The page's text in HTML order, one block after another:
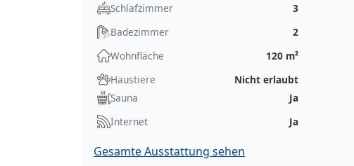
Schlafzimmer
3
Badezimmer
2
Wohnfläche
120 m²
Haustiere
Nicht erlaubt
Sauna
Ja
Internet
Ja
Gesamte Ausstattung sehen